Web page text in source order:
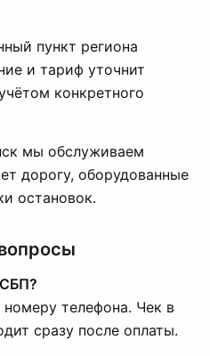
пункт региона
и тариф уточнит
конкретного
мы обслуживаем
дорогу, оборудованные
остановок.
телефона. Чек в
сразу после оплаты.